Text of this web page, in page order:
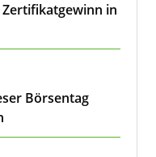
in
Börsentag